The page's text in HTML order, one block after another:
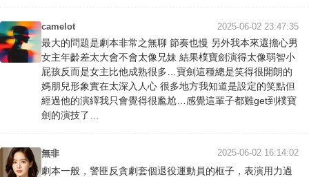
camelot 2025-06-02 23:47:35
最大的問題是劇本非常之無聊 節奏也慢 另外我本來還擔心男
女主年齡差太大會不會太像兄妹 結果樸寶劍演得太像弱智小
屁孩反而是女主比他成熟很多…寶劍這種總是笑得很開朗的
媽朋兒形象實在太深入人心 很多地方我知道是設定的笑點但
經過他的演繹我只會覺得很尷尬…感覺這輩子都難get到樸寶
劍的演技了…
無非 2025-06-02 16:14:02
劇本一般，警匪反貪劇套個退役運動員的框子，表演用力過